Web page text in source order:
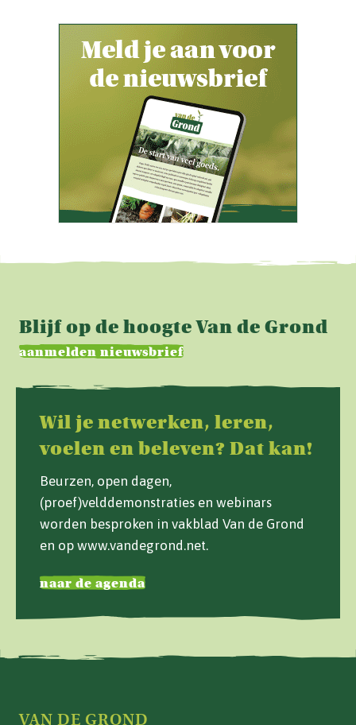
Blijf op de hoogte Van de Grond
aanmelden nieuwsbrief
Wil je netwerken, leren,
voelen en beleven? Dat kan!
Beurzen, open dagen,
(proef)velddemonstraties en webinars
worden besproken in vakblad Van de Grond
en op www.vandegrond.net.
naar de agenda
VAN DE GROND